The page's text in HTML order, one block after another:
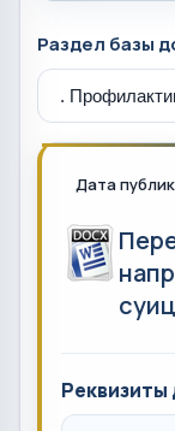
Раздел базы
Дата